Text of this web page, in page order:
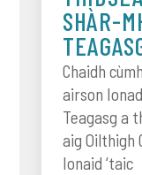
SHÀR-
Chaidh
airson
Teagasg a
aig Oilthigh
Ionaid ‘taic